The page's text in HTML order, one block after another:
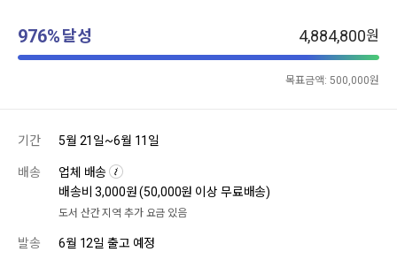
976%달성 4,884,800원
목표금액: 500,000원
기간 5월 21일~6월 11일
배송
업체 배송
배송비 3,000원 (50,000원 이상 무료배송)
도서 산간 지역 추가 요금 있음
발송 6월 12일 출고 예정